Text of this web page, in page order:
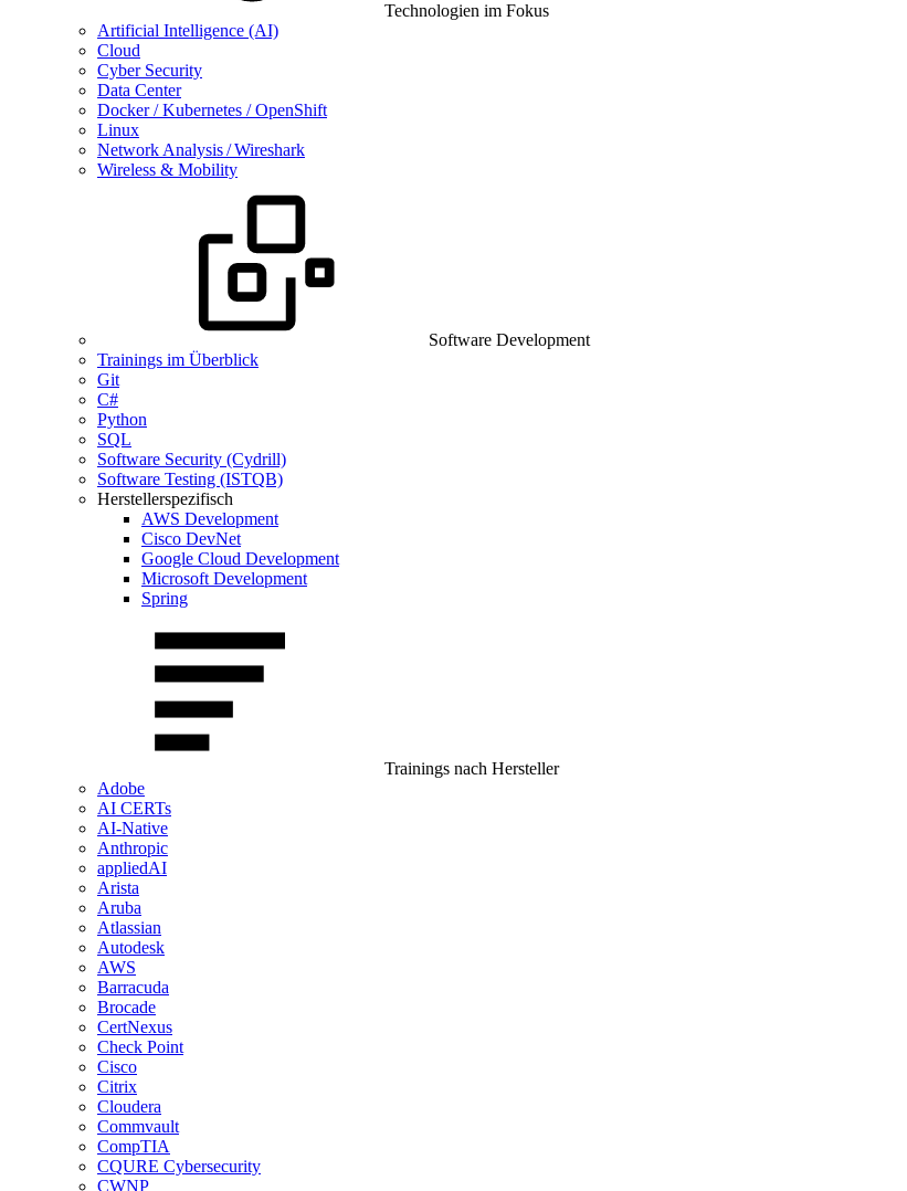
Technologien im Fokus
Artificial Intelligence (AI)
Cloud
Cyber Security
Data Center
Docker / Kubernetes / OpenShift
Linux
Network Analysis / Wireshark
Wireless & Mobility
Software Development
Trainings im Überblick
Git
C#
Python
SQL
Software Security (Cydrill)
Software Testing (ISTQB)
Herstellerspezifisch
AWS Development
Cisco DevNet
Google Cloud Development
Microsoft Development
Spring
Trainings nach Hersteller
Adobe
AI CERTs
AI-Native
Anthropic
appliedAI
Arista
Aruba
Atlassian
Autodesk
AWS
Barracuda
Brocade
CertNexus
Check Point
Cisco
Citrix
Cloudera
Commvault
CompTIA
CQURE Cybersecurity
CWNP